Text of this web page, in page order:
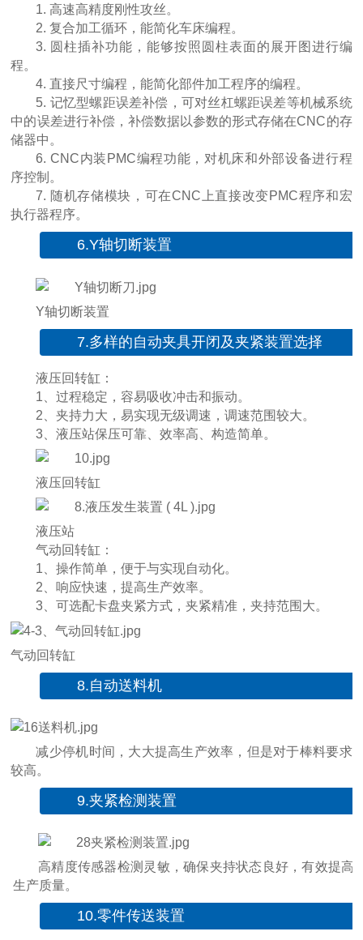
1. 高速高精度刚性攻丝。
2. 复合加工循环，能简化车床编程。
3. 圆柱插补功能，能够按照圆柱表面的展开图进行编
程。
4. 直接尺寸编程，能简化部件加工程序的编程。
5. 记忆型螺距误差补偿，可对丝杠螺距误差等机械系统
中的误差进行补偿，补偿数据以参数的形式存储在CNC的存
储器中。
6. CNC内装PMC编程功能，对机床和外部设备进行程
序控制。
7. 随机存储模块，可在CNC上直接改变PMC程序和宏
执行器程序。
6.Y轴切断装置
Y轴切断装置
7.多样的自动夹具开闭及夹紧装置选择
液压回转缸：
1、过程稳定，容易吸收冲击和振动。
2、夹持力大，易实现无级调速，调速范围较大。
3、液压站保压可靠、效率高、构造简单。
液压回转缸
液压站
气动回转缸：
1、操作简单，便于与实现自动化。
2、响应快速，提高生产效率。
3、可选配卡盘夹紧方式，夹紧精准，夹持范围大。
气动回转缸
8.自动送料机
减少停机时间，大大提高生产效率，但是对于棒料要求
较高。
9.夹紧检测装置
高精度传感器检测灵敏，确保夹持状态良好，有效提高
生产质量。
10.零件传送装置